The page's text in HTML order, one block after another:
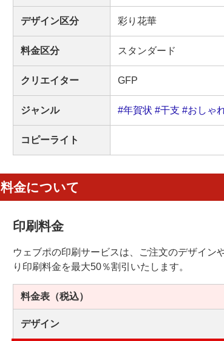
デザイン区分 彩り花華
料金区分 スタンダード
クリエイター GFP
ジャンル #年賀状 #干支 #おしゃ
コピーライト
料金について
印刷料金
ウェブポの印刷サービスは、ご注文のデザイン
り印刷料金を最大50％割引いたします。
料金表 （税込）
デザイン